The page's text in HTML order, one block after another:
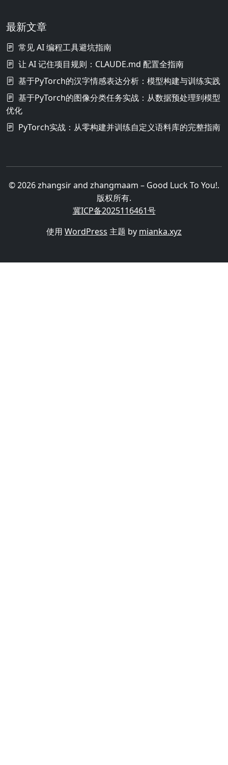
最新文章
常见 AI 编程工具避坑指南
让 AI 记住项目规则：CLAUDE.md 配置全指南
基于PyTorch的汉字情感表达分析：模型构建与训练实践
基于PyTorch的图像分类任务实战：从数据预处理到模型
优化
PyTorch实战：从零构建并训练自定义语料库的完整指南
© 2026 zhangsir and zhangmaam – Good Luck To You!.
版权所有.
冀ICP备2025116461号
使用 WordPress 主题 by mianka.xyz